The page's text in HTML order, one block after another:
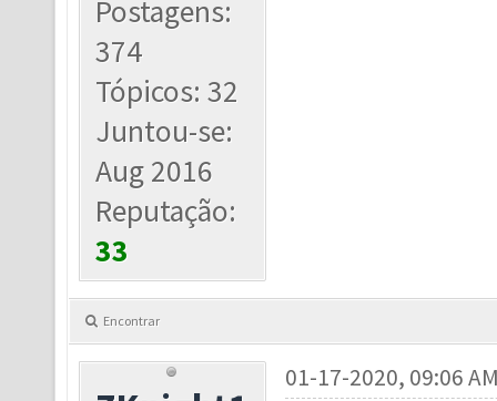
Postagens:
374
Tópicos: 32
Juntou-se:
Aug 2016
Reputação:
33
Encontrar
01-17-2020, 09:06